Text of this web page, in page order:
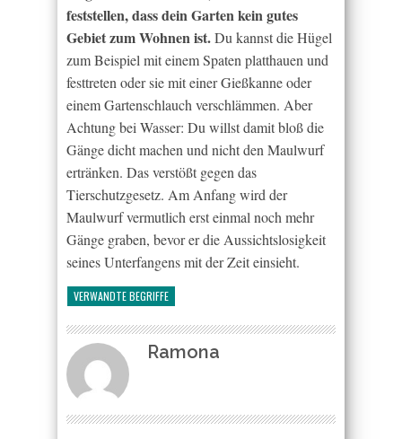
feststellen, dass dein Garten kein gutes
Gebiet zum Wohnen ist.Du kannst die Hügel
zum Beispiel mit einem Spaten platthauen und
festtreten oder sie mit einer Gießkanne oder
einem Gartenschlauch verschlämmen. Aber
Achtung bei Wasser: Du willst damit bloß die
Gänge dicht machen und nicht den Maulwurf
ertränken. Das verstößt gegen das
Tierschutzgesetz. Am Anfang wird der
Maulwurf vermutlich erst einmal noch mehr
Gänge graben, bevor er die Aussichtslosigkeit
seines Unterfangens mit der Zeit einsieht.
VERWANDTE BEGRIFFE
Ramona